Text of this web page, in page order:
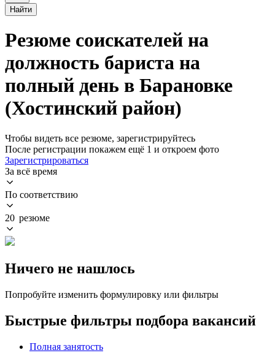
Найти
Резюме соискателей на
должность бариста на
полный день в Барановке
(Хостинский район)
Чтобы видеть все резюме, зарегистрируйтесь
После регистрации покажем ещё 1 и откроем фото
Зарегистрироваться
За всё время
По соответствию
20 резюме
Ничего не нашлось
Попробуйте изменить формулировку или фильтры
Быстрые фильтры подбора вакансий
Полная занятость